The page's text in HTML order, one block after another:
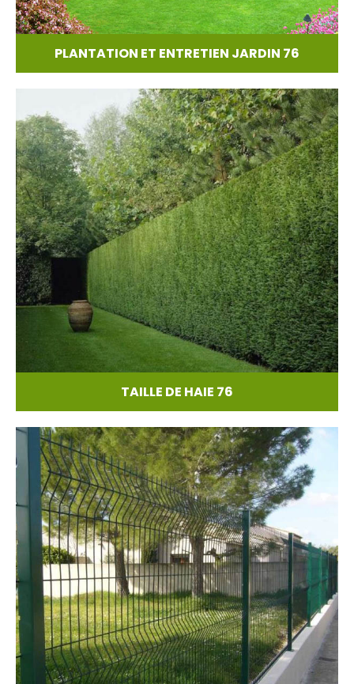
PLANTATION ET ENTRETIEN JARDIN 76
TAILLE DE HAIE 76